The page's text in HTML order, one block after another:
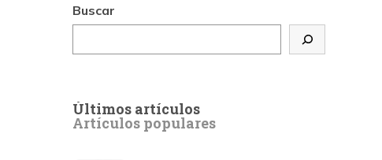
Buscar
Últimos artículos
Artículos populares